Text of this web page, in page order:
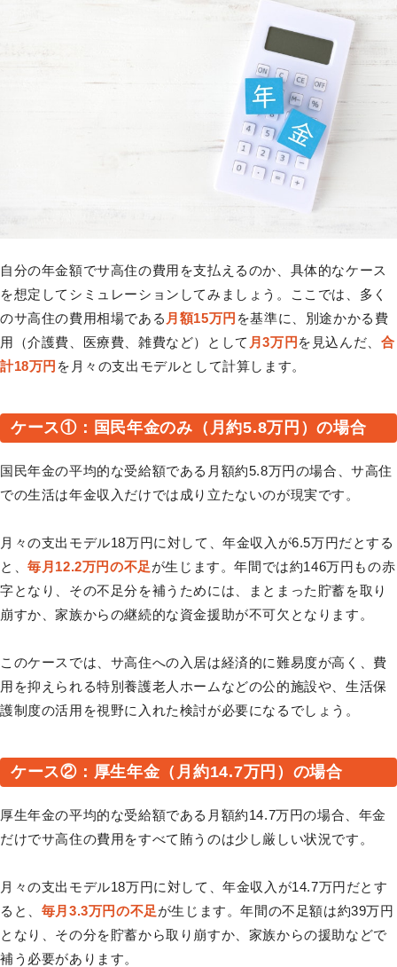
自分の年金額でサ高住の費用を支払えるのか、具体的なケース
を想定してシミュレーションしてみましょう。ここでは、多く
のサ高住の費用相場である 月額15万円 を基準に、別途かかる費
用（介護費、医療費、雑費など）として 月3万円 を見込んだ、 合
計18万円 を月々の支出モデルとして計算します。
ケース①：国民年金のみ（月約5.8万円）の場合
国民年金の平均的な受給額である月額約5.8万円の場合、サ高住
での生活は年金収入だけでは成り立たないのが現実です。
月々の支出モデル18万円に対して、年金収入が6.5万円だとする
と、毎月12.2万円の不足が生じます。年間では約146万円もの赤
字となり、その不足分を補うためには、まとまった貯蓄を取り
崩すか、家族からの継続的な資金援助が不可欠となります。
このケースでは、サ高住への入居は経済的に難易度が高く、費
用を抑えられる特別養護老人ホームなどの公的施設や、生活保
護制度の活用を視野に入れた検討が必要になるでしょう。
ケース②：厚生年金（月約14.7万円）の場合
厚生年金の平均的な受給額である月額約14.7万円の場合、年金
だけでサ高住の費用をすべて賄うのは少し厳しい状況です。
月々の支出モデル18万円に対して、年金収入が14.7万円だとす
ると、 毎月3.3万円の不足が生じます。年間の不足額は約39万円
となり、その分を貯蓄から取り崩すか、家族からの援助などで
補う必要があります。